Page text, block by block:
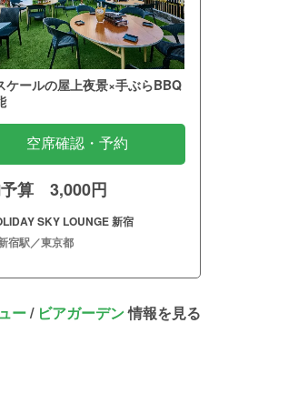
ケールの屋上夜景×手ぶらBBQ
空席確認・予約
算 3,000円
SKY LOUNGE 新宿
宿駅／東京都
ー/ ビアガーデン情報を見る